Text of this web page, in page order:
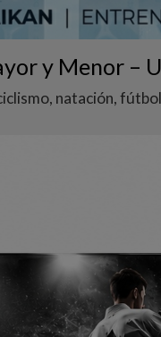
y Menor –
natación,